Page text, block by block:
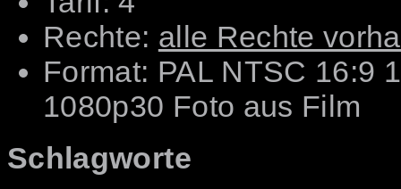
Rechte: alle Rechte
Format: PAL NTSC 16:9
1080p30 Foto aus Film
Schlagworte